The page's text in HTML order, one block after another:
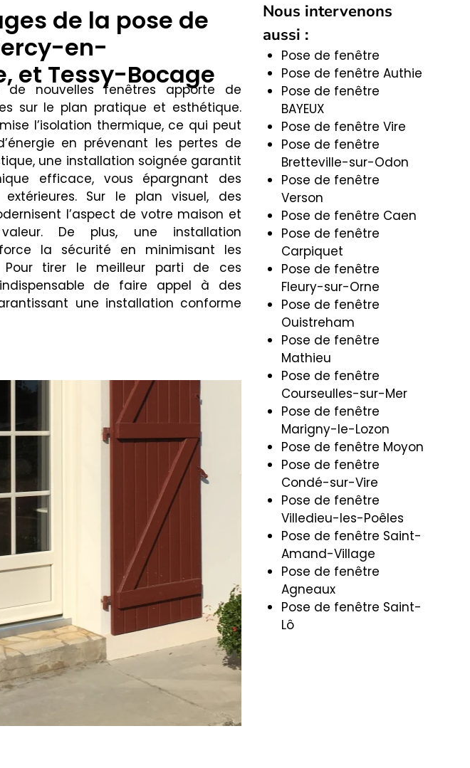
de la pose de
en-
et Tessy-Bocage
nouvelles fenêtres apporte de
sur le plan pratique et esthétique.
l’isolation thermique, ce qui peut
en prévenant les pertes de
une installation soignée garantit
efficace, vous épargnant des
extérieures. Sur le plan visuel, des
l’aspect de votre maison et
De plus, une installation
la sécurité en minimisant les
Pour tirer le meilleur parti de ces
de faire appel à des
une installation conforme
Nous intervenons
aussi :
Pose de fenêtre
Pose de fenêtre Authie
Pose de fenêtre
BAYEUX
Pose de fenêtre Vire
Pose de fenêtre
Bretteville-sur-Odon
Pose de fenêtre
Verson
Pose de fenêtre Caen
Pose de fenêtre
Carpiquet
Pose de fenêtre
Fleury-sur-Orne
Pose de fenêtre
Ouistreham
Pose de fenêtre
Mathieu
Pose de fenêtre
Courseulles-sur-Mer
Pose de fenêtre
Marigny-le-Lozon
Pose de fenêtre Moyon
Pose de fenêtre
Condé-sur-Vire
Pose de fenêtre
Villedieu-les-Poêles
Pose de fenêtre Saint-
Amand-Village
Pose de fenêtre
Agneaux
Pose de fenêtre Saint-
Lô